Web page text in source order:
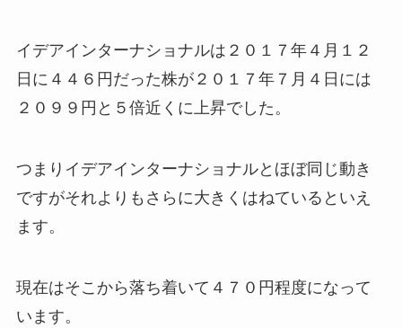
イデアインターナショナルは２０１７年４月１２
日に４４６円だった株が２０１７年７月４日には
２０９９円と５倍近くに上昇でした。
つまりイデアインターナショナルとほぼ同じ動き
ですがそれよりもさらに大きくはねているといえ
ます。
現在はそこから落ち着いて４７０円程度になって
います。